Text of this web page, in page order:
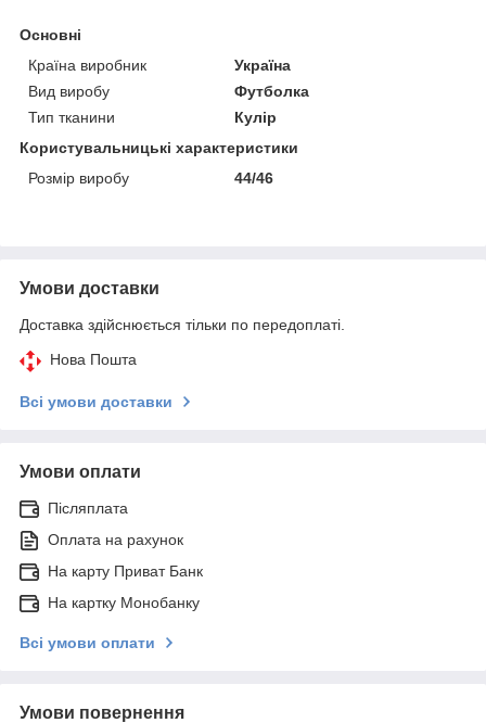
Основні
Країна виробник
Україна
Вид виробу
Футболка
Тип тканини
Кулір
Користувальницькі характеристики
Розмір виробу
44/46
Умови доставки
Доставка здійснюється тільки по передоплаті.
Нова Пошта
Всі умови доставки
Умови оплати
Післяплата
Оплата на рахунок
На карту Приват Банк
На картку Монобанку
Всі умови оплати
Умови повернення